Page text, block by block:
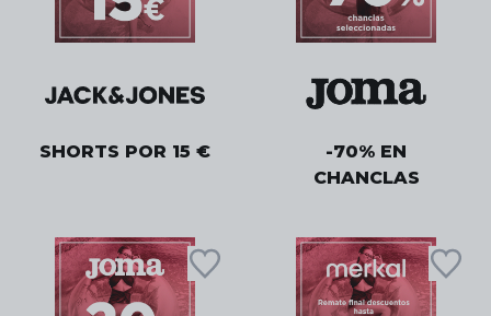
SHORTS POR 15 €
-70% EN
CHANCLAS